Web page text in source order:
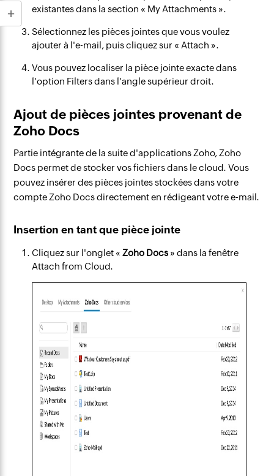
existantes dans la section « My Attachments ».
Sélectionnez les pièces jointes que vous voulez
ajouter à l'e-mail, puis cliquez sur « Attach ».
Vous pouvez localiser la pièce jointe exacte dans
l'option Filters dans l'angle supérieur droit.
Ajout de pièces jointes provenant de
Zoho Docs
Partie intégrante de la suite d'applications Zoho, Zoho
Docs permet de stocker vos fichiers dans le cloud. Vous
pouvez insérer des pièces jointes stockées dans votre
compte Zoho Docs directement en rédigeant votre e-mail.
Insertion en tant que pièce jointe
Cliquez sur l'onglet «Zoho Docs » dans la fenêtre
Attach from Cloud.